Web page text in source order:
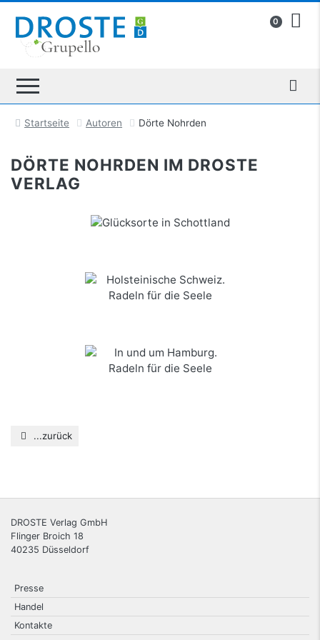
0
Startseite Autoren Dörte Nohrden
DÖRTE NOHRDEN IM DROSTE
VERLAG
mehr Infos …
Holsteinische Schweiz. Radeln für die Seele
In und um Hamburg. Radeln für die Seele
...zurück
DROSTE Verlag GmbH
Flinger Broich 18
40235 Düsseldorf
Presse
Handel
Kontakte